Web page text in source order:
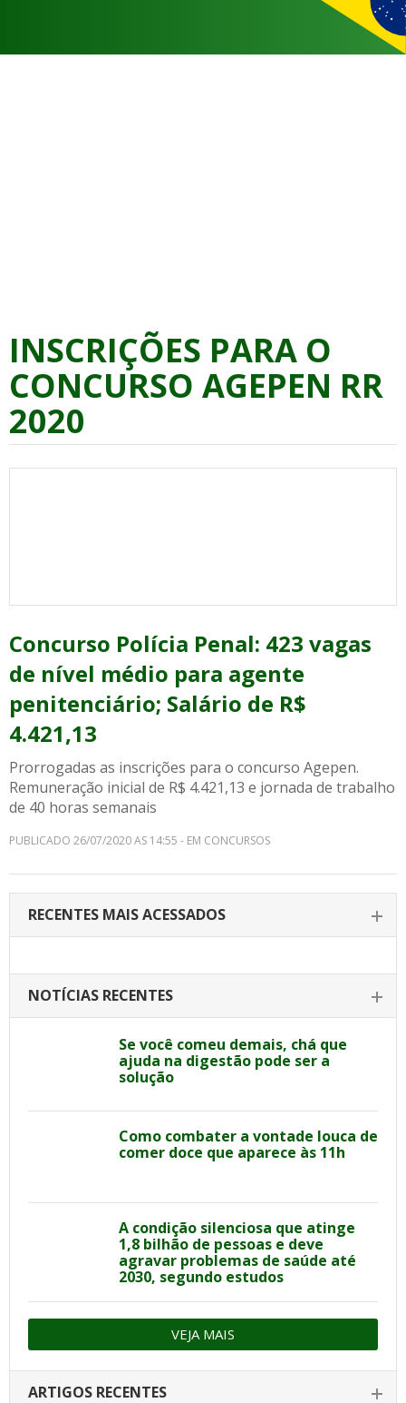
INSCRIÇÕES PARA O
CONCURSO AGEPEN RR
2020
Concurso Polícia Penal: 423 vagas
de nível médio para agente
penitenciário; Salário de R$
4.421,13
Prorrogadas as inscrições para o concurso Agepen.
Remuneração inicial de R$ 4.421,13 e jornada de trabalho
de 40 horas semanais
PUBLICADO 26/07/2020 AS 14:55 - EM CONCURSOS
RECENTES MAIS ACESSADOS
NOTÍCIAS RECENTES
Se você comeu demais, chá que
ajuda na digestão pode ser a
solução
Como combater a vontade louca de
comer doce que aparece às 11h
A condição silenciosa que atinge
1,8 bilhão de pessoas e deve
agravar problemas de saúde até
2030, segundo estudos
VEJA MAIS
ARTIGOS RECENTES